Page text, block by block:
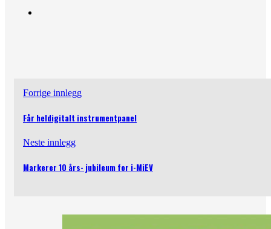
Forrige innlegg
Får heldigitalt instrumentpanel
Neste innlegg
Markerer 10 års- jubileum for i-MiEV